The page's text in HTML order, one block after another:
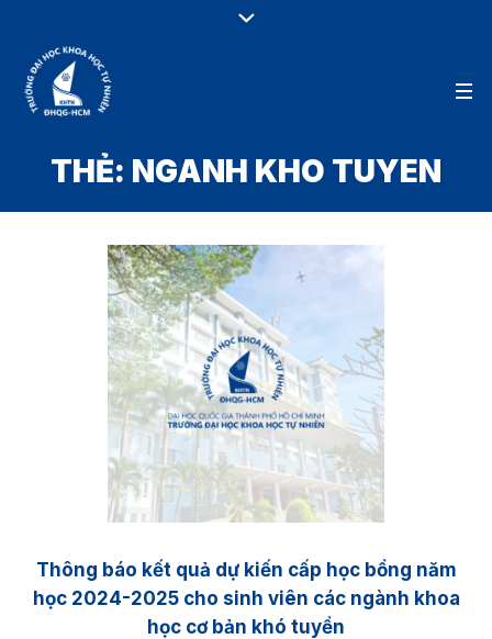
THẺ: NGANH KHO TUYEN
Thông báo kết quả dự kiến cấp học bổng năm
học 2024-2025 cho sinh viên các ngành khoa
học cơ bản khó tuyển